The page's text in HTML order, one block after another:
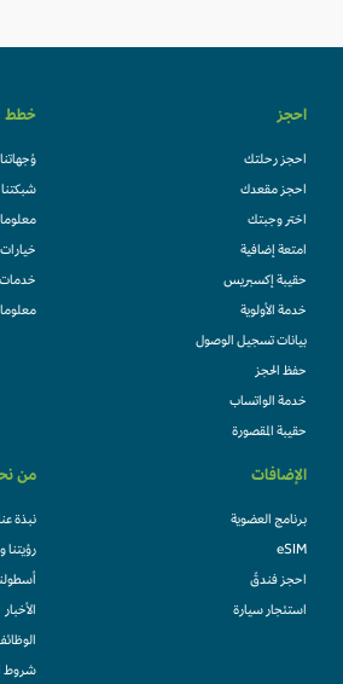
احجز
احجز رحلتك
احجز مقعدك
اختر وجبتك
امتعة إضافية
حقيبة إكسبريس
خدمة الأولوية
بيانات تسجيل الوصول
حفظ الحجز
خدمة الواتساب
حقيبة المقصورة
خطط
وُجهاتنا
شبكتنا
معلومات
خيارات
خدمات
معلومات
الإضافات
برنامج العضوية
eSIM
احجز فندقً
استئجار سيارة
من نحن
نبذة عنا
رؤيتنا
أسطولنا
الأخبار
الوظائف
شروط